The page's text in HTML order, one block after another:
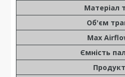
Матеріал
Об'єм
Max
Ємність